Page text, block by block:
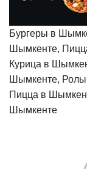
Бургеры в
Шымкенте,
Курица в
Шымкенте,
Пицца в
Шымкенте